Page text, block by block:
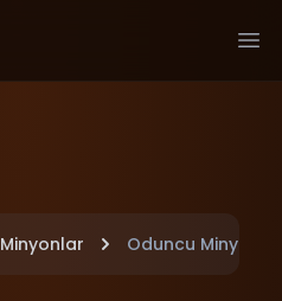
Minyonlar Oduncu Minyon